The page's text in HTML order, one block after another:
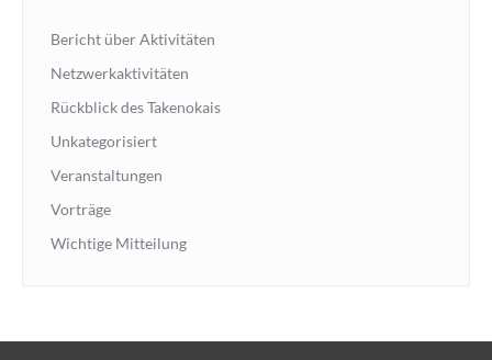
Bericht über Aktivitäten
Netzwerkaktivitäten
Rückblick des Takenokais
Unkategorisiert
Veranstaltungen
Vorträge
Wichtige Mitteilung